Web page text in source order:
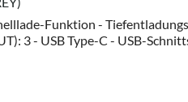
Funktion -
3 - USB Type-C - USB-